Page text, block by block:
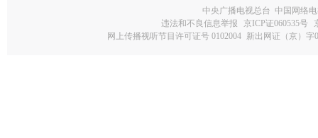
中央广播电视总台 中国网络
违法和不良信息举报
京ICP证060535号
网上传播视听节目许可证号 0102004 新出网证（京）